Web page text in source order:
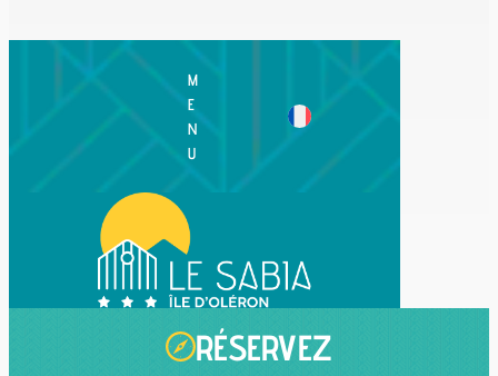
M
E
N
U
RÉSERVEZ